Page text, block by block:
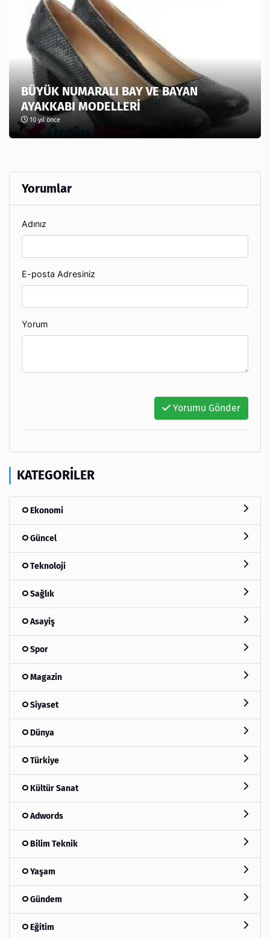
BÜYÜK NUMARALI BAY VE BAYAN
AYAKKABI MODELLERİ
10 yıl önce
Yorumlar
Adınız
E-posta Adresiniz
Yorum
Yorumu Gönder
KATEGORILER
Ekonomi
Güncel
Teknoloji
Sağlık
Asayiş
Spor
Magazin
Siyaset
Dünya
Türkiye
Kültür Sanat
Adwords
Bilim Teknik
Yaşam
Gündem
Eğitim